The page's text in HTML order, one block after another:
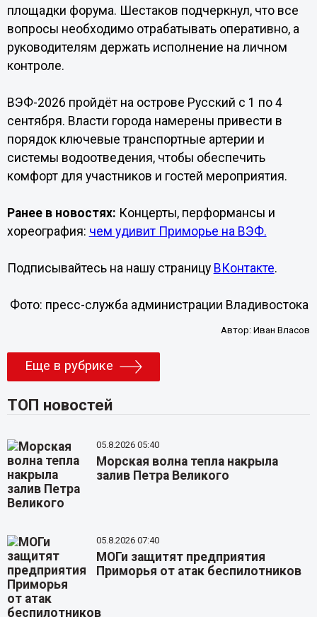
площадки форума. Шестаков подчеркнул, что все
вопросы необходимо отрабатывать оперативно, а
руководителям держать исполнение на личном
контроле.
ВЭФ-2026 пройдёт на острове Русский с 1 по 4
сентября. Власти города намерены привести в
порядок ключевые транспортные артерии и
системы водоотведения, чтобы обеспечить
комфорт для участников и гостей мероприятия.
Ранее в новостях: Концерты, перформансы и
хореография: чем удивит Приморье на ВЭФ.
Подписывайтесь на нашу страницу ВКонтакте.
Фото: пресс-служба администрации Владивостока
Автор:Иван Власов
Еще в рубрике
ТОП новостей
05.8.2026 05:40
Морская волна тепла накрыла
залив Петра Великого
05.8.2026 07:40
МОГи защитят предприятия
Приморья от атак беспилотников